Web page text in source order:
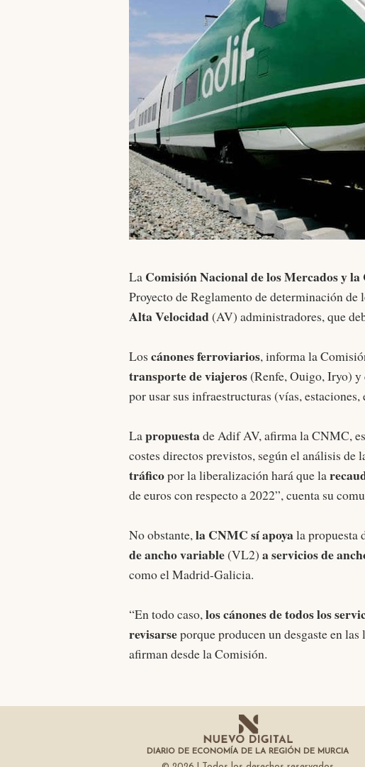
La Comisión Nacional de los Mercados y la
Proyecto de Reglamento de determinación de
Alta Velocidad(AV) administradores, que
Los cánones ferroviarios, informa la
transporte de viajeros(Renfe, Ouigo, Iryo)
por usar sus infraestructuras (vías, estaciones,
Lapropuestade Adif AV, afirma la CNMC, es
costes directos previstos, según el análisis de
tráficopor la liberalización hará que la
de euros con respecto a 2022”, cuenta su
No obstante,la CNMC sí apoyala propuesta
de ancho variable(VL2) a servicios de
como el Madrid-Galicia.
“En todo caso,los cánones de todos los
revisarseporque producen un desgaste en
afirman desde la Comisión.
DIARIO DE ECONOMÍA DE LA REGIÓN DE MURCIA